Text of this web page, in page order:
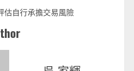
估自行承擔交易風險